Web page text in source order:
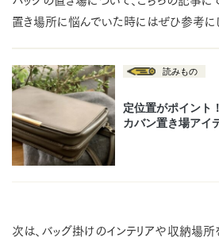
置き場所に悩んでいた時にはぜひ参考に
次は、バッグ掛けのインテリアや収納場